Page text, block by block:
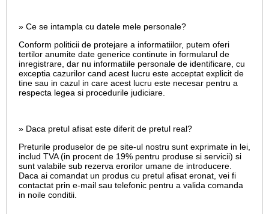
» Ce se intampla cu datele mele personale?
Conform politicii de protejare a informatiilor, putem oferi
tertilor anumite date generice continute in formularul de
inregistrare, dar nu informatiile personale de identificare, cu
exceptia cazurilor cand acest lucru este acceptat explicit de
tine sau in cazul in care acest lucru este necesar pentru a
respecta legea si procedurile judiciare.
» Daca pretul afisat este diferit de pretul real?
Preturile produselor de pe site-ul nostru sunt exprimate in lei,
includ TVA (in procent de 19% pentru produse si servicii) si
sunt valabile sub rezerva erorilor umane de introducere.
Daca ai comandat un produs cu pretul afisat eronat, vei fi
contactat prin e-mail sau telefonic pentru a valida comanda
in noile conditii.